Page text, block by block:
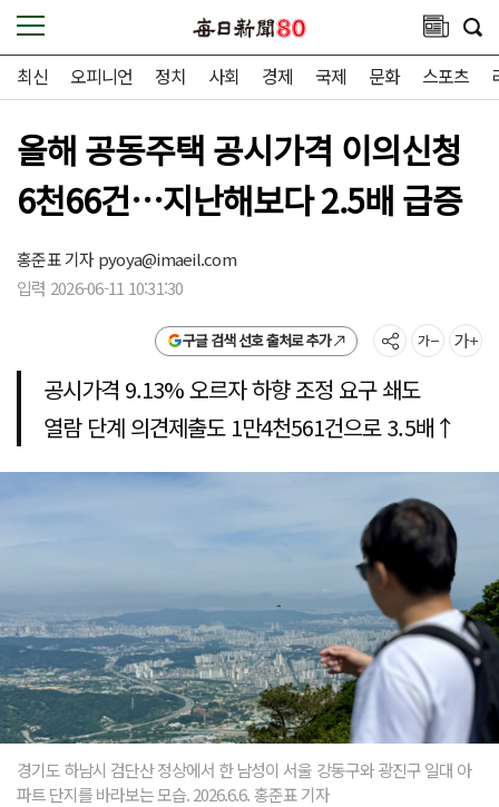
최신 오피니언 정치 사회 경제 국제 문화 스포츠
올해 공동주택 공시가격 이의신청
6천66건…지난해보다 2.5배 급증
홍준표 기자pyoya@imaeil.com
입력 2026-06-11 10:31:30
구글 검색 선호 출처로 추가
공시가격 9.13% 오르자 하향 조정 요구 쇄도
열람 단계 의견제출도 1만4천561건으로 3.5배↑
경기도 하남시 검단산 정상에서 한 남성이 서울 강동구와 광진구 일대 아
파트 단지를 바라보는 모습. 2026.6.6. 홍준표 기자